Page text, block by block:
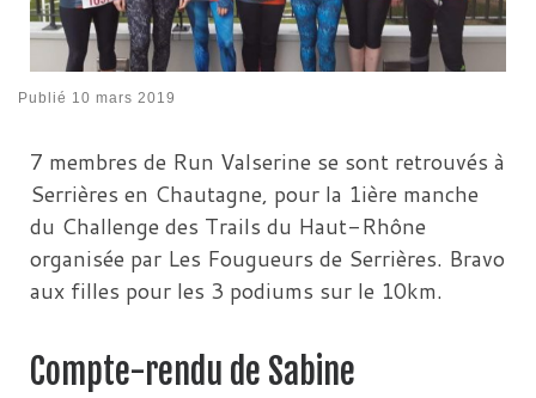
Publié 10 mars 2019
7 membres de Run Valserine se sont retrouvés à
Serrières en Chautagne, pour la 1ière manche
du Challenge des Trails du Haut-Rhône
organisée par Les Fougueurs de Serrières. Bravo
aux filles pour les 3 podiums sur le 10km.
Compte-rendu de Sabine